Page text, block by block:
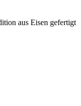
aus Eisen gefertigt